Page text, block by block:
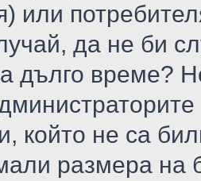
или
да не би
дълго време?
който не са
размера на